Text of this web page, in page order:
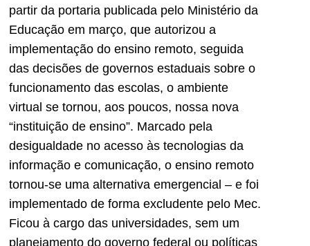
partir da portaria publicada pelo Ministério da
Educação em março, que autorizou a
implementação do ensino remoto, seguida
das decisões de governos estaduais sobre o
funcionamento das escolas, o ambiente
virtual se tornou, aos poucos, nossa nova
“instituição de ensino”. Marcado pela
desigualdade no acesso às tecnologias da
informação e comunicação, o ensino remoto
tornou-se uma alternativa emergencial – e foi
implementado de forma excludente pelo Mec.
Ficou à cargo das universidades, sem um
planejamento do governo federal ou políticas